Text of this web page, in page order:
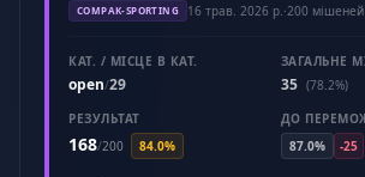
COMPAK-SPORTING 16 трав. 2026 р. ·200 мішеней
КАТ. / МІСЦЕ В КАТ.
open/29
ЗАГАЛЬНЕ
35 (78.2%)
РЕЗУЛЬТАТ
168/200 84.0%
ДО
87.0%
-25